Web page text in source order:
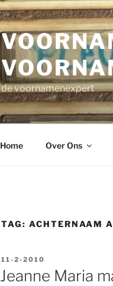
de voornamenexpert
Home Over Ons
TAG: ACHTERNAAM
GEPLAATST
OP
11-2-2010
Jeanne Maria